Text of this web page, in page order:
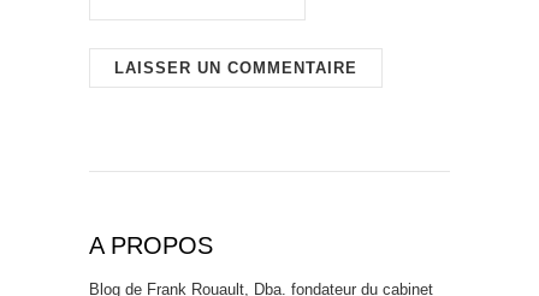
A PROPOS
Blog de Frank Rouault, Dba. fondateur du cabinet